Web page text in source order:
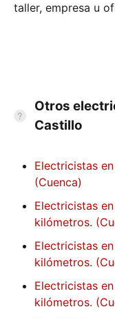
taller, empresa u
Otros
Castillo
Electricistas en
(Cuenca)
Electricistas en
kilómetros.
Electricistas en
kilómetros.
Electricistas en
kilómetros.